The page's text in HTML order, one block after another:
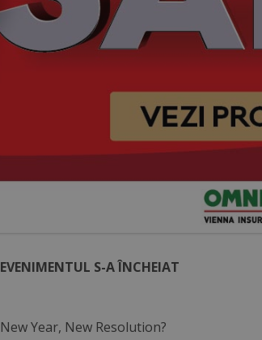
EVENIMENTUL S-A ÎNCHEIAT
New Year, New Resolution?